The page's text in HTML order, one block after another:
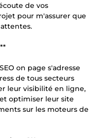
de vos
pour m'assurer que
on page s'adresse
de tous secteurs
leur visibilité en ligne,
optimiser leur site
sur les moteurs de